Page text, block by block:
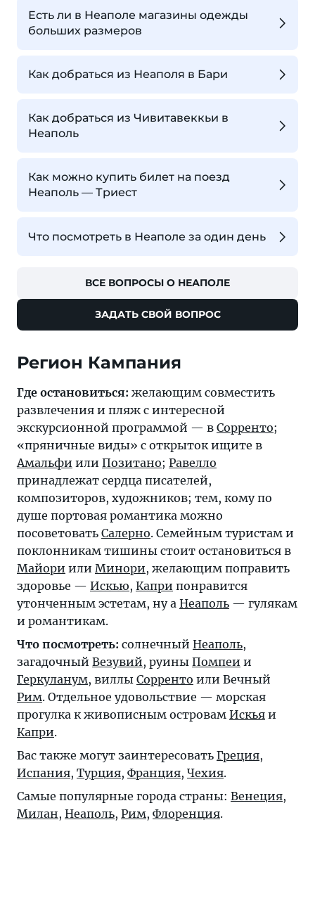
Есть ли в Неаполе магазины одежды
больших размеров
Как добраться из Неаполя в Бари
Как добраться из Чивитавеккьи в
Неаполь
Как можно купить билет на поезд
Неаполь — Триест
Что посмотреть в Неаполе за один день
ВСЕ ВОПРОСЫ О НЕАПОЛЕ
ЗАДАТЬ СВОЙ ВОПРОС
Регион Кампания
Где остановиться: желающим совместить
развлечения и пляж с интересной
экскурсионной программой — в Сорренто;
«пряничные виды» с открыток ищите в
Амальфи или Позитано; Равелло
принадлежат сердца писателей,
композиторов, художников; тем, кому по
душе портовая романтика можно
посоветовать Салерно. Семейным туристам и
поклонникам тишины стоит остановиться в
Майори или Минори, желающим поправить
здоровье — Искью, Капри понравится
утонченным эстетам, ну а Неаполь — гулякам
и романтикам.
Что посмотреть: солнечный Неаполь,
загадочный Везувий, руины Помпеи и
Геркуланум, виллы Сорренто или Вечный
Рим. Отдельное удовольствие — морская
прогулка к живописным островам Искья и
Капри.
Вас также могут заинтересовать Греция,
Испания, Турция, Франция, Чехия.
Самые популярные города страны: Венеция,
Милан, Неаполь, Рим, Флоренция.